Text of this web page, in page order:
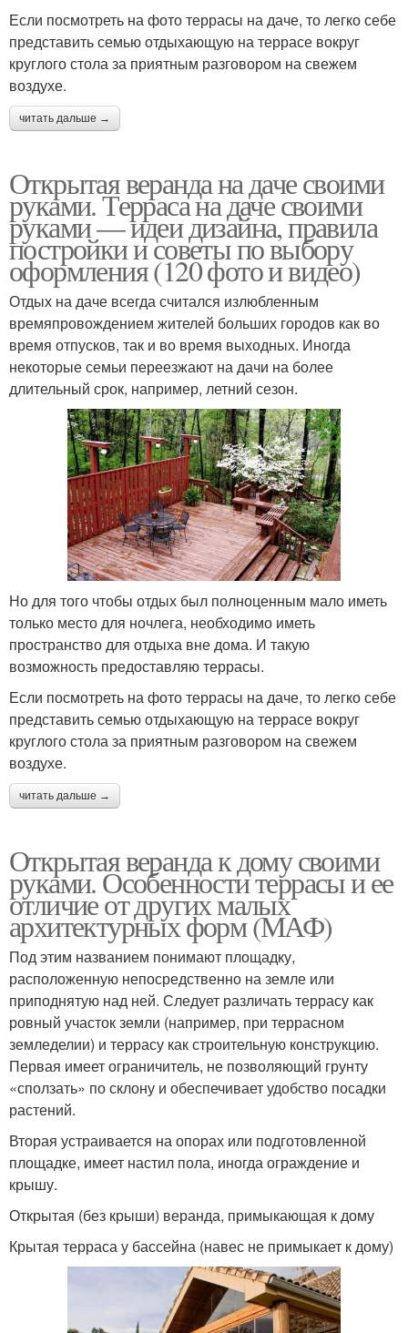
Если посмотреть на фото террасы на даче, то легко себе
представить семью отдыхающую на террасе вокруг
круглого стола за приятным разговором на свежем
воздухе.
читать дальше →
Открытая веранда на даче своими
руками. Терраса на даче своими
руками — идеи дизайна, правила
постройки и советы по выбору
оформления (120 фото и видео)
Отдых на даче всегда считался излюбленным
времяпровождением жителей больших городов как во
время отпусков, так и во время выходных. Иногда
некоторые семьи переезжают на дачи на более
длительный срок, например, летний сезон.
Но для того чтобы отдых был полноценным мало иметь
только место для ночлега, необходимо иметь
пространство для отдыха вне дома. И такую
возможность предоставляю террасы.
Если посмотреть на фото террасы на даче, то легко себе
представить семью отдыхающую на террасе вокруг
круглого стола за приятным разговором на свежем
воздухе.
читать дальше →
Открытая веранда к дому своими
руками. Особенности террасы и ее
отличие от других малых
архитектурных форм (МАФ)
Под этим названием понимают площадку,
расположенную непосредственно на земле или
приподнятую над ней. Следует различать террасу как
ровный участок земли (например, при террасном
земледелии) и террасу как строительную конструкцию.
Первая имеет ограничитель, не позволяющий грунту
«сползать» по склону и обеспечивает удобство посадки
растений.
Вторая устраивается на опорах или подготовленной
площадке, имеет настил пола, иногда ограждение и
крышу.
Открытая (без крыши) веранда, примыкающая к дому
Крытая терраса у бассейна (навес не примыкает к дому)